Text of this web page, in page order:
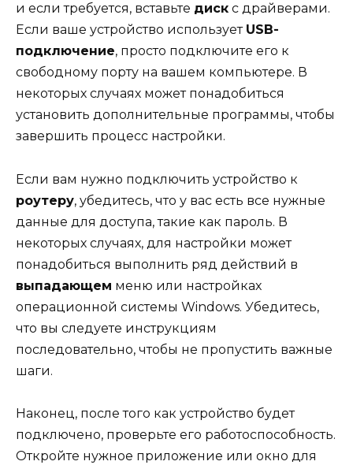
и если требуется, вставьте диск с драйверами.
Если ваше устройство использует USB-
подключение, просто подключите его к
свободному порту на вашем компьютере. В
некоторых случаях может понадобиться
установить дополнительные программы, чтобы
завершить процесс настройки.
Если вам нужно подключить устройство к
роутеру, убедитесь, что у вас есть все нужные
данные для доступа, такие как пароль. В
некоторых случаях, для настройки может
понадобиться выполнить ряд действий в
выпадающем меню или настройках
операционной системы Windows. Убедитесь,
что вы следуете инструкциям
последовательно, чтобы не пропустить важные
шаги.
Наконец, после того как устройство будет
подключено, проверьте его работоспособность.
Откройте нужное приложение или окно для